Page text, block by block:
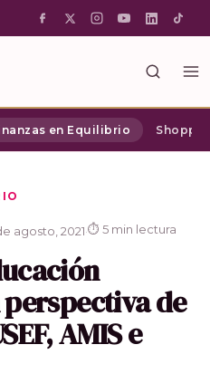
en Equilibrio
agosto, 2021·⏱ 5 min lectura
de
AMIS e